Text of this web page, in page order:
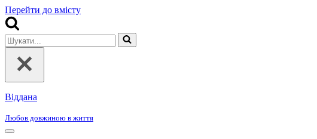
Перейти до вмісту
Шукати...
Віддана
Любов довжиною в життя
Меню